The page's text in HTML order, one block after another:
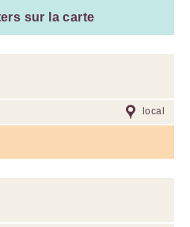
sur la carte
local